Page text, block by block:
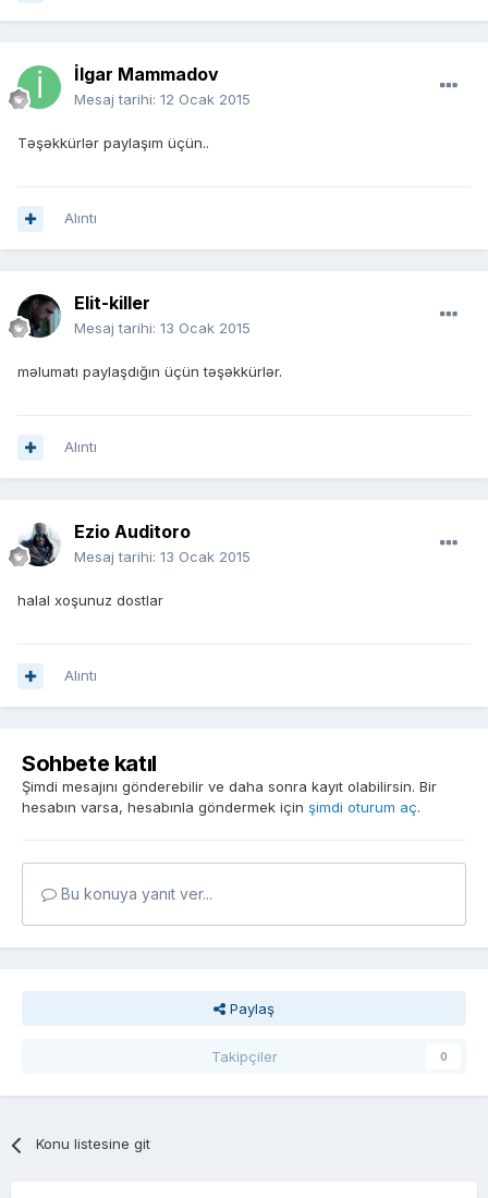
İlgar Mammadov
Mesaj tarihi: 12 Ocak 2015
Təşəkkürlər paylaşım üçün..
Alıntı
Elit-killer
Mesaj tarihi: 13 Ocak 2015
məlumatı paylaşdığın üçün təşəkkürlər.
Alıntı
Ezio Auditoro
Mesaj tarihi: 13 Ocak 2015
halal xoşunuz dostlar
Alıntı
Sohbete katıl
Şimdi mesajını gönderebilir ve daha sonra kayıt olabilirsin. Bir
hesabın varsa, hesabınla göndermek için şimdi oturum aç.
Bu konuya yanıt ver...
Paylaş
Takipçiler 0
Konu listesine git